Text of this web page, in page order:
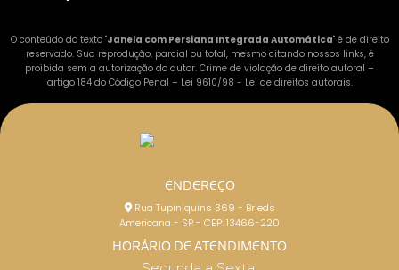
O conteúdo do texto "Janela com Persiana Integrada Automática" é de direito
reservado. Sua reprodução, parcial ou total, mesmo citando nossos links, é
proibida sem a autorização do autor. Crime de violação de direito autoral –
artigo 184 do Código Penal – Lei 9610/98 - Lei de direitos autorais.
ENDEREÇO
Rua Tupiniquins 369 - Brieds
Americana - SP - CEP: 13466-220
HORÁRIO DE ATENDIMENTO